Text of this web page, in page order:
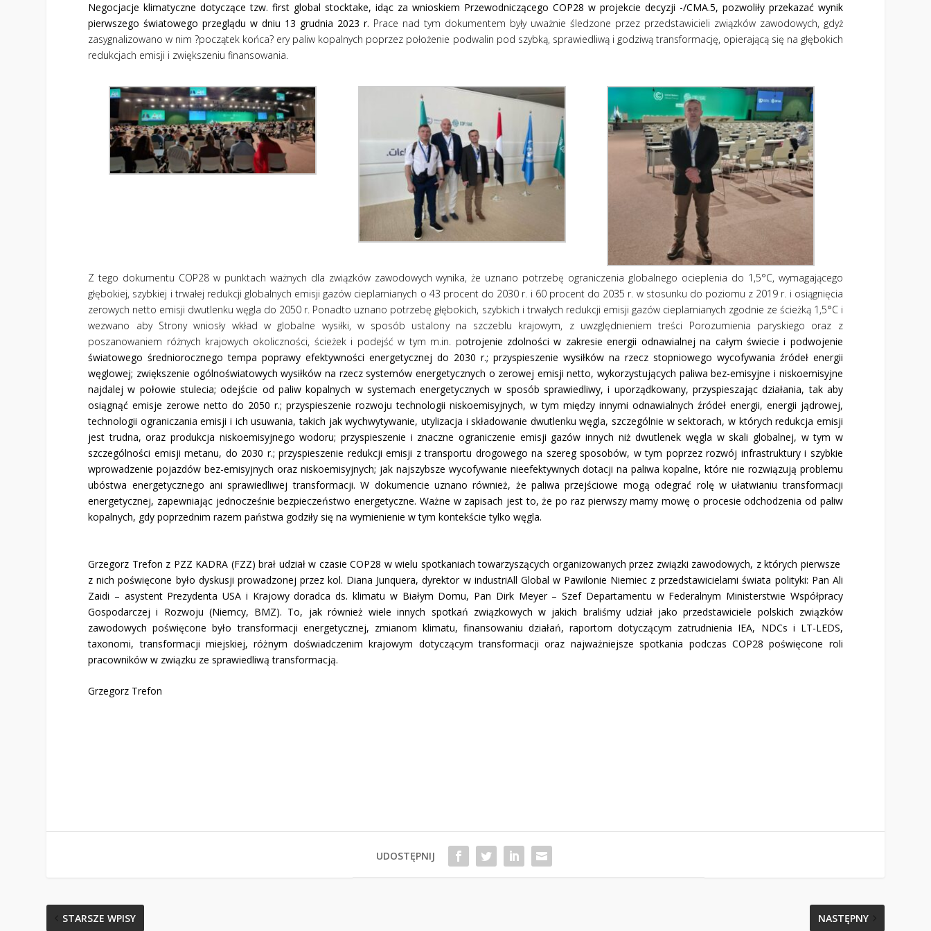
Negocjacje klimatyczne dotyczące tzw. first global stocktake, idąc za wnioskiem Przewodniczącego COP28 w projekcie decyzji -/CMA.5, pozwoliły przekazać wynik
pierwszego światowego przeglądu w dniu 13 grudnia 2023 r. Prace nad tym dokumentem były uważnie śledzone przez przedstawicieli związków zawodowych, gdyż
zasygnalizowano w nim ?początek końca? ery paliw kopalnych poprzez położenie podwalin pod szybką, sprawiedliwą i godziwą transformację, opierającą się na głębokich
redukcjach emisji i zwiększeniu finansowania.
Z tego dokumentu COP28 w punktach ważnych dla związków zawodowych wynika, że uznano potrzebę ograniczenia globalnego ocieplenia do 1,5°C, wymagającego
głębokiej, szybkiej i trwałej redukcji globalnych emisji gazów cieplarnianych o 43 procent do 2030 r. i 60 procent do 2035 r. w stosunku do poziomu z 2019 r. i osiągnięcia
zerowych netto emisji dwutlenku węgla do 2050 r. Ponadto uznano potrzebę głębokich, szybkich i trwałych redukcji emisji gazów cieplarnianych zgodnie ze ścieżką 1,5°C i
wezwano aby Strony wniosły wkład w globalne wysiłki, w sposób ustalony na szczeblu krajowym, z uwzględnieniem treści Porozumienia paryskiego oraz z
poszanowaniem różnych krajowych okoliczności, ścieżek i podejść w tym m.in. potrojenie zdolności w zakresie energii odnawialnej na całym świecie i podwojenie
światowego średniorocznego tempa poprawy efektywności energetycznej do 2030 r.; przyspieszenie wysiłków na rzecz stopniowego wycofywania źródeł energii
węglowej; zwiększenie ogólnoświatowych wysiłków na rzecz systemów energetycznych o zerowej emisji netto, wykorzystujących paliwa bez-emisyjne i niskoemisyjne
najdalej w połowie stulecia; odejście od paliw kopalnych w systemach energetycznych w sposób sprawiedliwy, i uporządkowany, przyspieszając działania, tak aby
osiągnąć emisje zerowe netto do 2050 r.; przyspieszenie rozwoju technologii niskoemisyjnych, w tym między innymi odnawialnych źródeł energii, energii jądrowej,
technologii ograniczania emisji i ich usuwania, takich jak wychwytywanie, utylizacja i składowanie dwutlenku węgla, szczególnie w sektorach, w których redukcja emisji
jest trudna, oraz produkcja niskoemisyjnego wodoru; przyspieszenie i znaczne ograniczenie emisji gazów innych niż dwutlenek węgla w skali globalnej, w tym w
szczególności emisji metanu, do 2030 r.; przyspieszenie redukcji emisji z transportu drogowego na szereg sposobów, w tym poprzez rozwój infrastruktury i szybkie
wprowadzenie pojazdów bez-emisyjnych oraz niskoemisyjnych; jak najszybsze wycofywanie nieefektywnych dotacji na paliwa kopalne, które nie rozwiązują problemu
ubóstwa energetycznego ani sprawiedliwej transformacji. W dokumencie uznano również, że paliwa przejściowe mogą odegrać rolę w ułatwianiu transformacji
energetycznej, zapewniając jednocześnie bezpieczeństwo energetyczne. Ważne w zapisach jest to, że po raz pierwszy mamy mowę o procesie odchodzenia od paliw
kopalnych, gdy poprzednim razem państwa godziły się na wymienienie w tym kontekście tylko węgla.
Grzegorz Trefon z PZZ KADRA (FZZ) brał udział w czasie COP28 w wielu spotkaniach towarzyszących organizowanych przez związki zawodowych, z których pierwsze
z nich poświęcone było dyskusji prowadzonej przez kol. Diana Junquera, dyrektor w industriAll Global w Pawilonie Niemiec z przedstawicielami świata polityki: Pan Ali
Zaidi – asystent Prezydenta USA i Krajowy doradca ds. klimatu w Białym Domu, Pan Dirk Meyer – Szef Departamentu w Federalnym Ministerstwie Współpracy
Gospodarczej i Rozwoju (Niemcy, BMZ). To, jak również wiele innych spotkań związkowych w jakich braliśmy udział jako przedstawiciele polskich związków
zawodowych poświęcone było transformacji energetycznej, zmianom klimatu, finansowaniu działań, raportom dotyczącym zatrudnienia IEA, NDCs i LT-LEDS,
taxonomi, transformacji miejskiej, różnym doświadczenim krajowym dotyczącym transformacji oraz najważniejsze spotkania podczas COP28 poświęcone roli
pracowników w związku ze sprawiedliwą transformacją.
Grzegorz Trefon
UDOSTĘPNIJ
STARSZE WPISY NASTĘPNY